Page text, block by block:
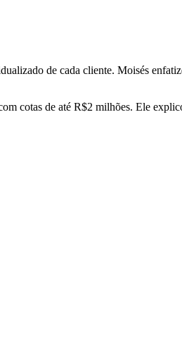
de cada cliente. Moisés
cotas de até R$2 milhões. Ele